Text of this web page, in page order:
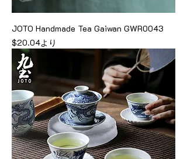
JOTO Handmade Tea Gaiwan GWR0043
$20.04より
セール価格